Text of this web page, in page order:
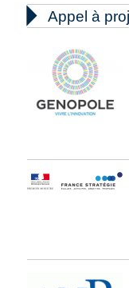
 Appel à